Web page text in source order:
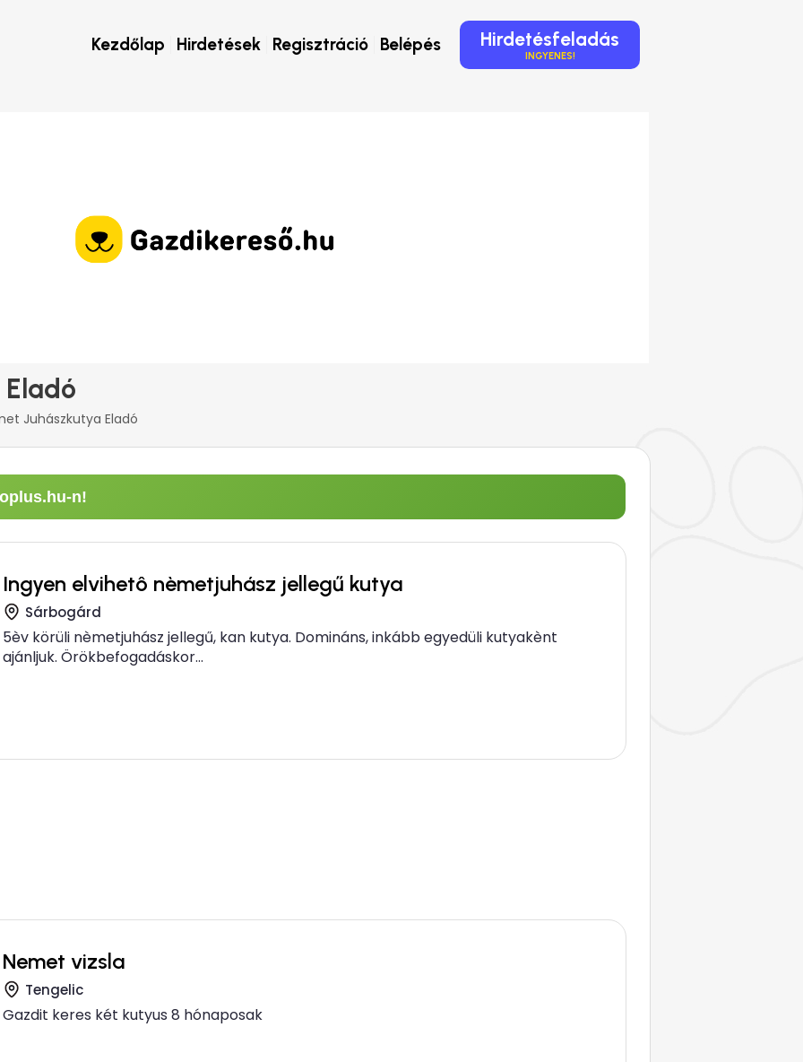
Hirdetésfeladás
INGYENES!
Belépés
Regisztráció
Hirdetések
Kezdőlap
Juhászkutya Eladó
n!
Ingyen elvihetô nèmetjuhász jellegű kutya
Sárbogárd
5èv körüli nèmetjuhász jellegű, kan kutya. Domináns, inkább egyedüli kutyakènt
ajánljuk. Örökbefogadáskor...
Nemet vizsla
Tengelic
Gazdit keres két kutyus 8 hónaposak